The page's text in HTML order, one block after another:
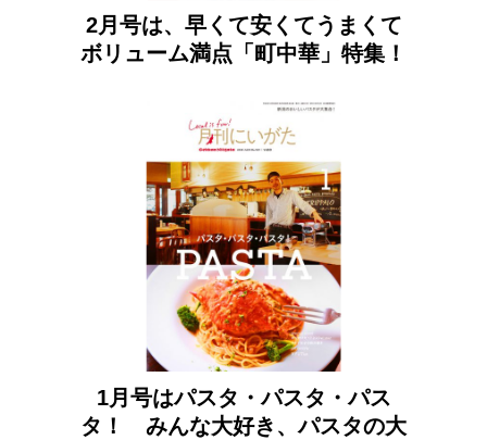
2月号は、早くて安くてうまくて
ボリューム満点「町中華」特集！
1月号はパスタ・パスタ・パス
タ！ みんな大好き、パスタの大